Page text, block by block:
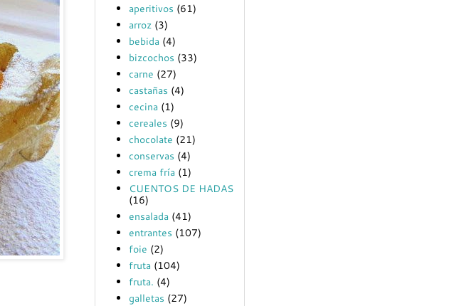
aperitivos (61)
arroz (3)
bebida (4)
bizcochos (33)
carne (27)
castañas (4)
cecina (1)
cereales (9)
chocolate (21)
conservas (4)
crema fría (1)
CUENTOS DE HADAS
(16)
ensalada (41)
entrantes (107)
foie (2)
fruta (104)
fruta. (4)
galletas (27)